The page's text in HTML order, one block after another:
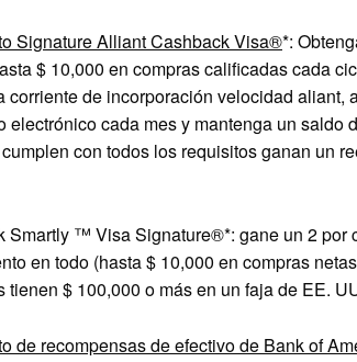
Signature Alliant Cashback Visa®*:
$ 10,000 en compras calificadas cada
corriente de incorporación velocidad
electrónico cada mes y mantenga un
con todos los requisitos ganan un
Smartly ™ Visa Signature®*: gane un 2 por
en todo (hasta $ 10,000 en compras
tienen $ 100,000 o más en un faja de EE.
de recompensas de efectivo de Bank of